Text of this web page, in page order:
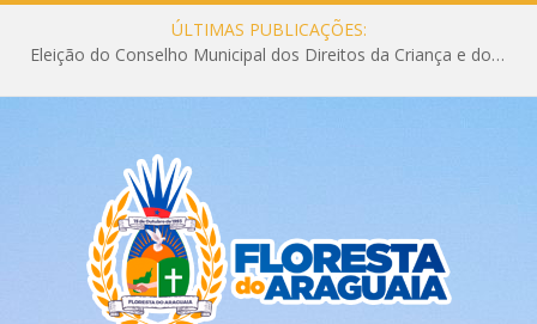
ÚLTIMAS PUBLICAÇÕES:
Eleição do Conselho Municipal dos Direitos da Criança e do Adolescente CMDCA 2026